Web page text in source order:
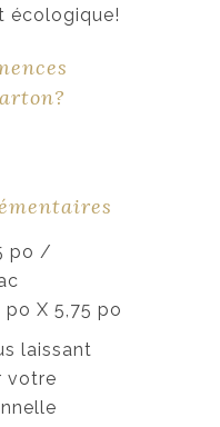
écologique!
po /
po X 5,75 po
laissant
votre